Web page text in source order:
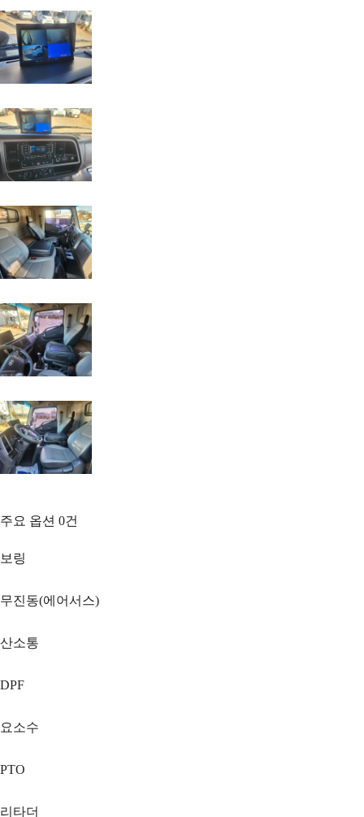
주요 옵션 0건
보링
무진동(에어서스)
산소통
DPF
요소수
PTO
리타더